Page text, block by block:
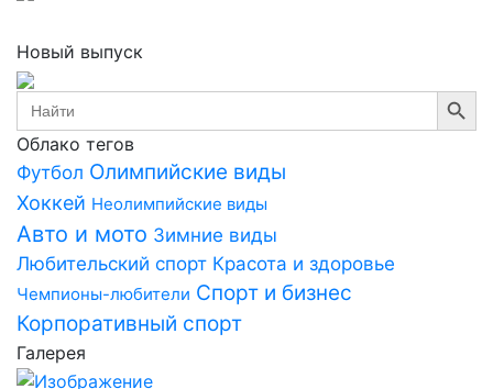
Новый выпуск
Search
for:
Search Button
Облако тегов
Футбол Олимпийские виды
Хоккей Неолимпийские виды
Авто и мото Зимние виды
Любительский спорт Красота и здоровье
Чемпионы-любители Спорт и бизнес
Корпоративный спорт
Галерея